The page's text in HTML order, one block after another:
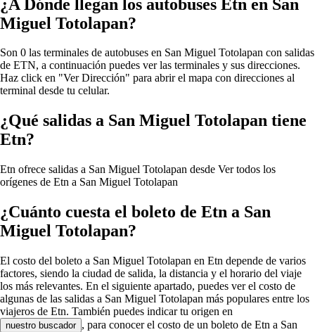
¿A Dónde llegan los autobuses Etn en San
Miguel Totolapan?
Son 0 las terminales de autobuses en San Miguel Totolapan con salidas
de ETN, a continuación puedes ver las terminales y sus direcciones.
Haz click en "Ver Dirección" para abrir el mapa con direcciones al
terminal desde tu celular.
¿Qué salidas a San Miguel Totolapan tiene
Etn?
Etn ofrece salidas a San Miguel Totolapan desde Ver todos los
orígenes de Etn a San Miguel Totolapan
¿Cuánto cuesta el boleto de Etn a San
Miguel Totolapan?
El costo del boleto a San Miguel Totolapan en Etn depende de varios
factores, siendo la ciudad de salida, la distancia y el horario del viaje
los más relevantes. En el siguiente apartado, puedes ver el costo de
algunas de las salidas a San Miguel Totolapan más populares entre los
viajeros de Etn. También puedes indicar tu origen en
nuestro buscador , para conocer el costo de un boleto de Etn a San